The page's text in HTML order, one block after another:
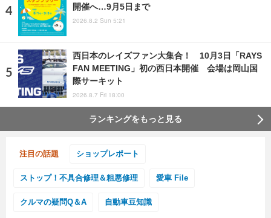
開催へ…9月5日まで
2026.8.2 Sun 5:21
西日本のレイズファン大集合！ 10月3日「RAYS
FAN MEETING」初の西日本開催 会場は岡山国
際サーキット
2026.8.7 Fri 18:00
ランキングをもっと見る
注目の話題 ショップレポート
ストップ！不具合修理＆粗悪修理 愛車 File
クルマの疑問Q＆A 自動車豆知識